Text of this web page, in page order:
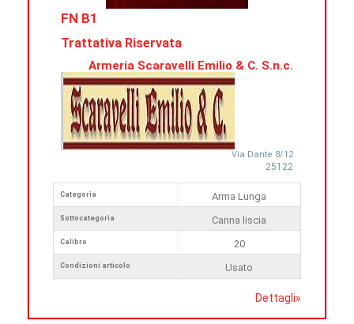
FN B1
Trattativa Riservata
Armeria Scaravelli Emilio & C. S.n.c.
Via Dante 8/12
25122
Categoria
Sottocategoria
Calibro
Condizioni articolo
Arma Lunga
Canna liscia
20
Usato
Dettagli»